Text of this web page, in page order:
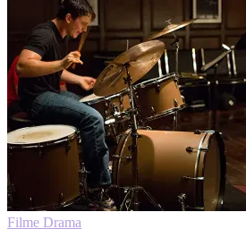
Filme Drama